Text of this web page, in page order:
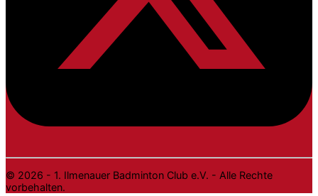
© 2026 - 1. Ilmenauer Badminton Club e.V. - Alle Rechte
vorbehalten.